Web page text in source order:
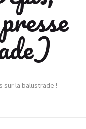
sur la balustrade !